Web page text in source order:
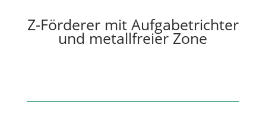
Z-Förderer mit Aufgabetrichter
und metallfreier Zone